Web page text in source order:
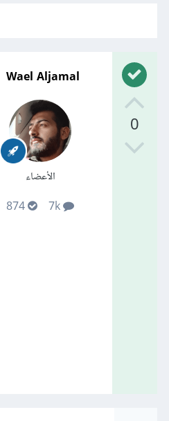
0
Wael Aljamal
الأعضاء